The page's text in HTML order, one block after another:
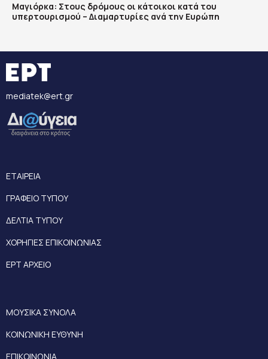
Μαγιόρκα: Στους δρόμους οι κάτοικοι κατά του
υπερτουρισμού – Διαμαρτυρίες ανά την Ευρώπη
mediatek@ert.gr
ΕΤΑΙΡΕΙΑ
ΓΡΑΦΕΙΟ ΤΥΠΟΥ
ΔΕΛΤΙΑ ΤΥΠΟΥ
ΧΟΡΗΓΙΕΣ ΕΠΙΚΟΙΝΩΝΙΑΣ
ΕΡΤ ΑΡΧΕΙΟ
ΜΟΥΣΙΚΑ ΣΥΝΟΛΑ
ΚΟΙΝΩΝΙΚΗ ΕΥΘΥΝΗ
ΕΠΙΚΟΙΝΩΝΙΑ